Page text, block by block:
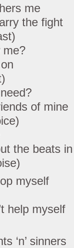
me
the fight
me?
of mine
the beats
myself
help myself
‘n’ sinners